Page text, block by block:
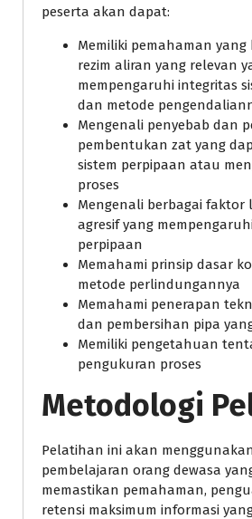
peserta akan dapat:
Memiliki pemahaman
rezim aliran yang relevan
mempengaruhi integritas
dan metode
Mengenali penyebab dan
pembentukan zat yang
sistem perpipaan atau
proses
Mengenali berbagai faktor
agresif yang
perpipaan
Memahami prinsip dasar
metode perlindungannya
Memahami penerapan
dan pembersihan pipa
Memiliki pengetahuan
pengukuran proses
Metodologi
Pelatihan ini akan
pembelajaran orang dewasa
memastikan pemahaman,
retensi maksimum informasi